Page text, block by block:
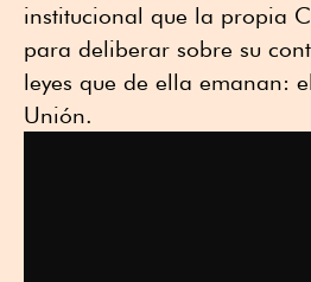
institucional que la propia
para deliberar sobre su
leyes que de ella emanan:
Unión.